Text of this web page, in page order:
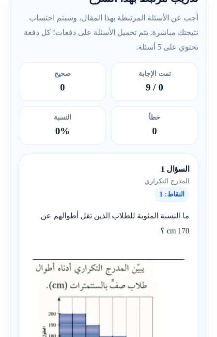
أجب عن الأسئلة المرتبطة بهذا المقال، وسيتم احتساب
نتيجتك مباشرة. يتم تحميل الأسئلة على دفعات؛ كل دفعة
تحتوي على 5 أسئلة.
تمت الإجابة
0
/ 9
صحيح
0
خطأ
0
النسبة
0%
السؤال 1
المدرج التكراري
النقاط: 1
ما النسبة المئوية للطلاب الذين تقل أطوالهم عن
170 cm ؟